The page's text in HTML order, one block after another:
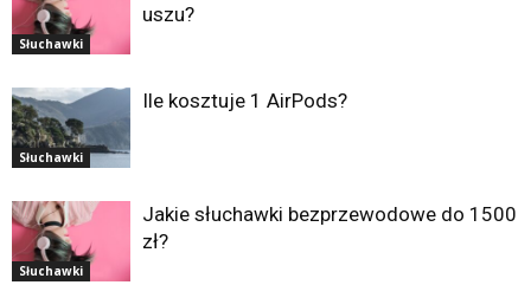
Słuchawki
uszu?
Słuchawki
Ile kosztuje 1 AirPods?
Słuchawki
Jakie słuchawki bezprzewodowe do 1500
zł?